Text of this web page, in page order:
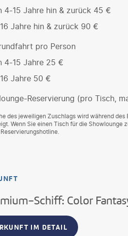
4-15 Jahre hin & zurück 45 €
Jahre hin & zurück 90 €
pro Person
4-15 Jahre 25 €
Jahre 50 €
Reservierung (pro Tisch,
des jeweiligen Zuschlags wird während
Wenn Sie einen Tisch für die Showlounge
Schiff: Color
IM DETAIL